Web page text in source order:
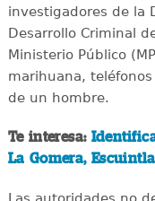
investigadores de la
Desarrollo Criminal
Ministerio Público
marihuana,
de un hombre.
Te interesa:
La Gomera, Escuintla